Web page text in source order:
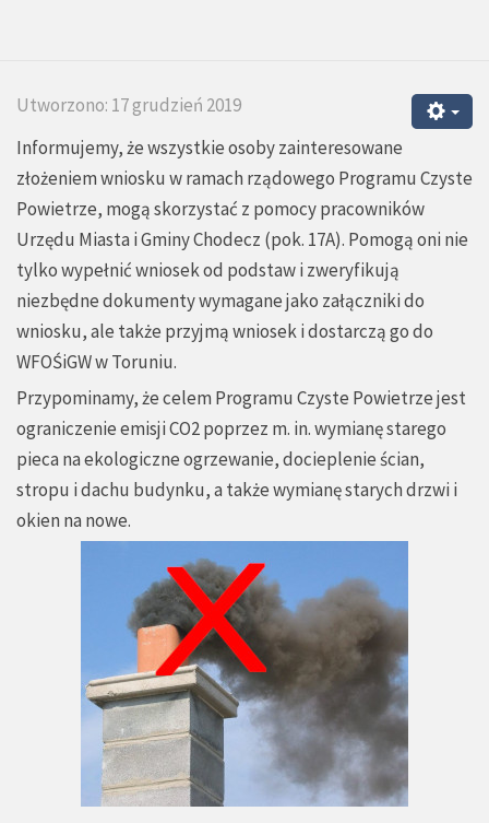
Utworzono: 17 grudzień 2019
Informujemy, że wszystkie osoby zainteresowane
złożeniem wniosku w ramach rządowego Programu Czyste
Powietrze, mogą skorzystać z pomocy pracowników
Urzędu Miasta i Gminy Chodecz (pok. 17A). Pomogą oni nie
tylko wypełnić wniosek od podstaw i zweryfikują
niezbędne dokumenty wymagane jako załączniki do
wniosku, ale także przyjmą wniosek i dostarczą go do
WFOŚiGW w Toruniu.
Przypominamy, że celem Programu Czyste Powietrze jest
ograniczenie emisji CO2 poprzez m. in. wymianę starego
pieca na ekologiczne ogrzewanie, docieplenie ścian,
stropu i dachu budynku, a także wymianę starych drzwi i
okien na nowe.